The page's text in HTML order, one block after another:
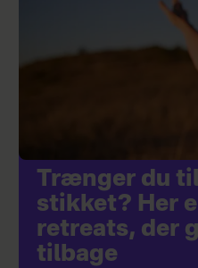
Trænger du
stikket? Her
retreats, der
tilbage